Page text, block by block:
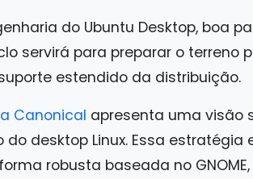
do Ubuntu Desktop, boa
servirá para preparar o terreno
estendido da distribuição.
Canonical apresenta uma visão
desktop Linux. Essa
robusta baseada no